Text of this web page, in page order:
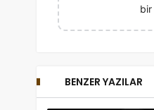
bir
BENZER YAZILAR